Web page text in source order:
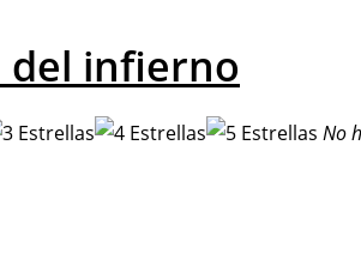
del infierno
No